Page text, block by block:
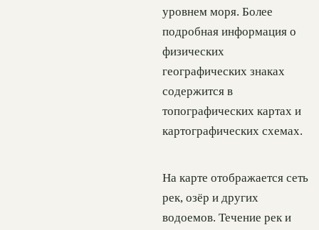
уровнем моря. Более
подробная информация о
физических
географических знаках
содержится в
топографических картах и
картографических схемах.
На карте отображается сеть
рек, озёр и других
водоемов. Течение рек и